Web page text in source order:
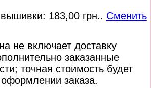
183,00 грн.. Сменить
не включает доставку
заказанные
точная стоимость будет
заказа.